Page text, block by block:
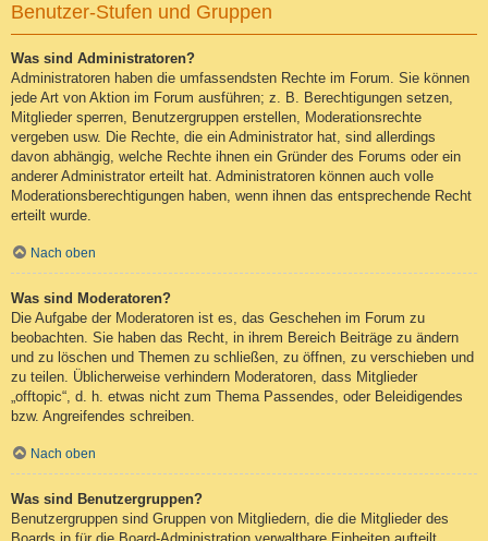
Benutzer-Stufen und Gruppen
Was sind Administratoren?
Administratoren haben die umfassendsten Rechte im Forum. Sie können
jede Art von Aktion im Forum ausführen; z. B. Berechtigungen setzen,
Mitglieder sperren, Benutzergruppen erstellen, Moderationsrechte
vergeben usw. Die Rechte, die ein Administrator hat, sind allerdings
davon abhängig, welche Rechte ihnen ein Gründer des Forums oder ein
anderer Administrator erteilt hat. Administratoren können auch volle
Moderationsberechtigungen haben, wenn ihnen das entsprechende Recht
erteilt wurde.
Nach oben
Was sind Moderatoren?
Die Aufgabe der Moderatoren ist es, das Geschehen im Forum zu
beobachten. Sie haben das Recht, in ihrem Bereich Beiträge zu ändern
und zu löschen und Themen zu schließen, zu öffnen, zu verschieben und
zu teilen. Üblicherweise verhindern Moderatoren, dass Mitglieder
„offtopic“, d. h. etwas nicht zum Thema Passendes, oder Beleidigendes
bzw. Angreifendes schreiben.
Nach oben
Was sind Benutzergruppen?
Benutzergruppen sind Gruppen von Mitgliedern, die die Mitglieder des